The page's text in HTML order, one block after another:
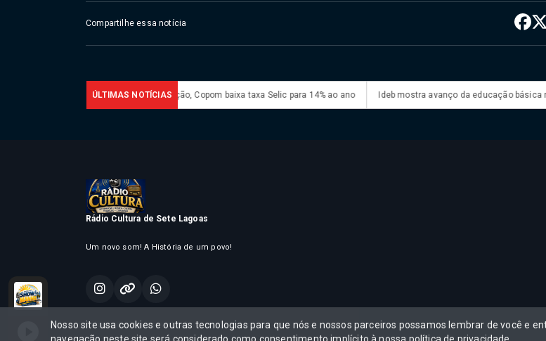
SHOW DA MANHA com Geraldo Rodrigues
Compartilhe essa notícia
ÚLTIMAS NOTÍCIAS
Em nova redução, Copom baixa taxa Selic para 14% ao ano Ideb mostra avanço da educação básica no país
Rádio Cultura de Sete Lagoas
Um novo som! A História de um povo!
Todos os direitos reservados.®
Nosso site usa cookies e outras tecnologias para que nós e nossos parceiros possamos lembrar de você e